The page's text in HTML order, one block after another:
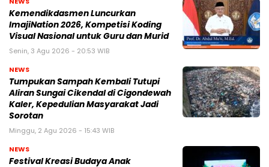
Kemendikdasmen Luncurkan
ImajiNation 2026, Kompetisi Koding
Visual Nasional untuk Guru dan Murid
Senin, 3 Agu 2026 - 20:53 WIB
NEWS
Tumpukan Sampah Kembali Tutupi
Aliran Sungai Cikendal di Cigondewah
Kaler, Kepedulian Masyarakat Jadi
Sorotan
Minggu, 2 Agu 2026 - 15:43 WIB
NEWS
Festival Kreasi Budaya Anak